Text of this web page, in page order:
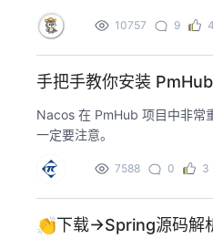
10757 9 4
手把手教你安装
Nacos 在 PmHub 项目中非常
一定要注意。
7588 0 3
👏下载→Spring源码解